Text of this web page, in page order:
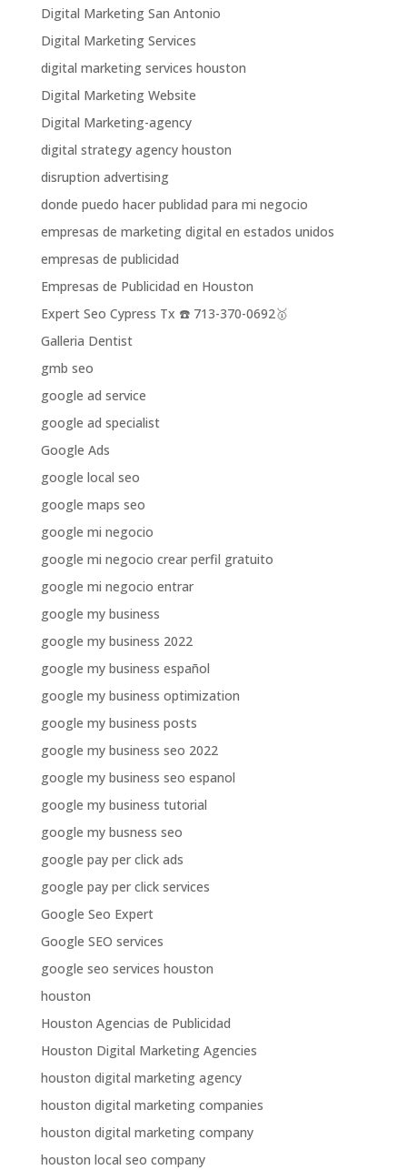
Digital Marketing San Antonio
Digital Marketing Services
digital marketing services houston
Digital Marketing Website
Digital Marketing-agency
digital strategy agency houston
disruption advertising
donde puedo hacer publidad para mi negocio
empresas de marketing digital en estados unidos
empresas de publicidad
Empresas de Publicidad en Houston
Expert Seo Cypress Tx ☎️ 713-370-0692🥇
Galleria Dentist
gmb seo
google ad service
google ad specialist
Google Ads
google local seo
google maps seo
google mi negocio
google mi negocio crear perfil gratuito
google mi negocio entrar
google my business
google my business 2022
google my business español
google my business optimization
google my business posts
google my business seo 2022
google my business seo espanol
google my business tutorial
google my busness seo
google pay per click ads
google pay per click services
Google Seo Expert
Google SEO services
google seo services houston
houston
Houston Agencias de Publicidad
Houston Digital Marketing Agencies
houston digital marketing agency
houston digital marketing companies
houston digital marketing company
houston local seo company